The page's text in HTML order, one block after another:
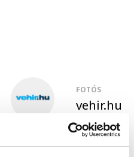
FOTÓS
vehir.hu